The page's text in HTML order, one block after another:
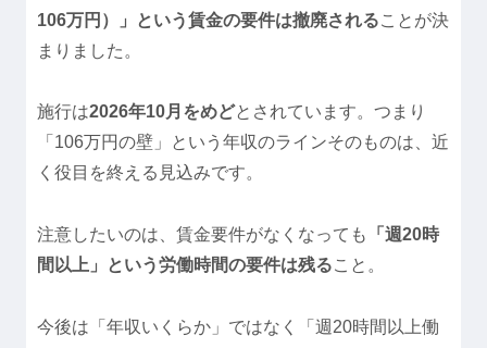
106万円）」という賃金の要件は撤廃されることが決
まりました。
施行は2026年10月をめどとされています。つまり
「106万円の壁」という年収のラインそのものは、近
く役目を終える見込みです。
注意したいのは、賃金要件がなくなっても
「週20時
間以上」という労働時間の要件は残ること。
今後は「年収いくらか」ではなく「週20時間以上働